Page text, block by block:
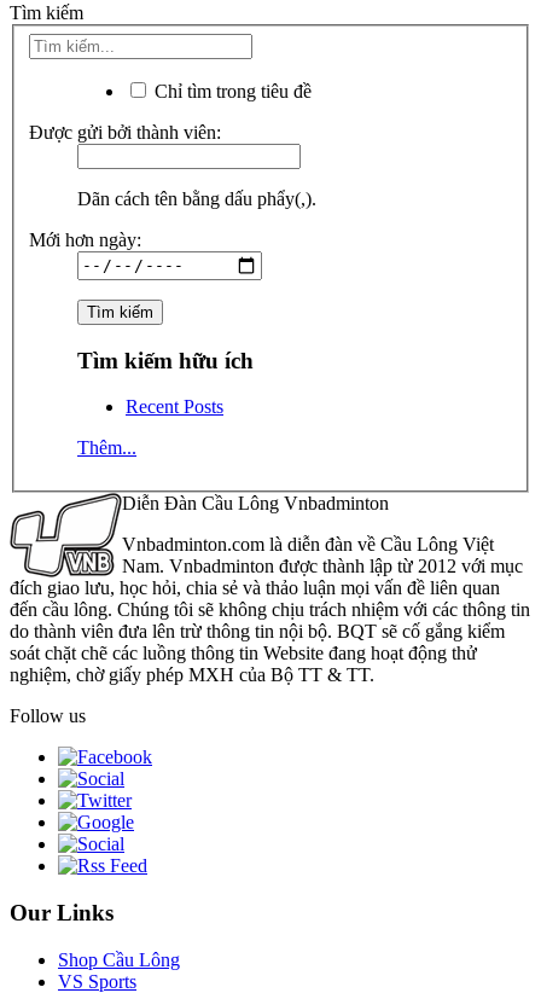
Tìm kiếm
Chỉ tìm trong tiêu đề
Được gửi bởi thành viên:
Dãn cách tên bằng dấu phẩy(,).
Mới hơn ngày:
Tìm kiếm hữu ích
Recent Posts
Thêm...
Diễn Đàn Cầu Lông Vnbadminton
Vnbadminton.com là diễn đàn về Cầu Lông Việt
Nam. Vnbadminton được thành lập từ 2012 với mục
đích giao lưu, học hỏi, chia sẻ và thảo luận mọi vấn đề liên quan
đến cầu lông. Chúng tôi sẽ không chịu trách nhiệm với các thông tin
do thành viên đưa lên trừ thông tin nội bộ. BQT sẽ cố gắng kiểm
soát chặt chẽ các luồng thông tin Website đang hoạt động thử
nghiệm, chờ giấy phép MXH của Bộ TT & TT.
Follow us
Our Links
Shop Cầu Lông
VS Sports